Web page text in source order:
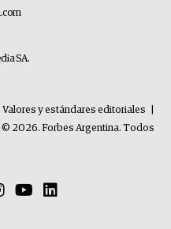
SA.
Valores y estándares editoriales
© 2026. Forbes Argentina. Todos